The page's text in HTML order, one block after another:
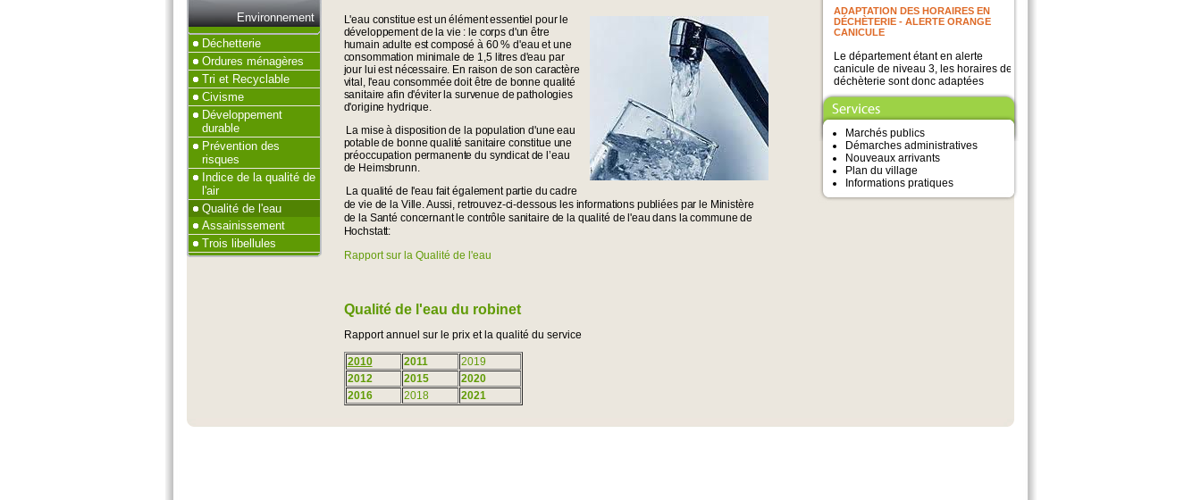
Environnement
Déchetterie
Ordures ménagères
Tri et Recyclable
Civisme
Développement
durable
Prévention des
risques
Indice de la qualité de
l'air
Qualité de l'eau
Assainissement
Trois libellules
L'eau constitue est un élément essentiel pour le
développement de la vie : le corps d'un être
humain adulte est composé à 60 % d'eau et une
consommation minimale de 1,5 litres d'eau par
jour lui est nécessaire. En raison de son caractère
vital, l'eau consommée doit être de bonne qualité
sanitaire afin d'éviter la survenue de pathologies
d'origine hydrique.
La mise à disposition de la population d'une eau
potable de bonne qualité sanitaire constitue une
préoccupation permanente du syndicat de l’eau
de Heimsbrunn.
La qualité de l'eau fait également partie du cadre
de vie de la Ville. Aussi, retrouvez-ci-dessous les informations publiées par le Ministère
de la Santé concernant le contrôle sanitaire de la qualité de l'eau dans la commune de
Hochstatt:
Rapport sur la Qualité de l'eau
Qualité de l'eau du robinet
Rapport annuel sur le prix et la qualité du service
2010 2011
2019
2012
2015
2020
2016
2018 2021
ADAPTATION DES HORAIRES EN
DÉCHÈTERIE - ALERTE ORANGE
CANICULE
Le département étant en alerte
canicule de niveau 3, les horaires de
déchèterie sont donc adaptées
Marchés publics
Démarches administratives
Nouveaux arrivants
Plan du village
Informations pratiques